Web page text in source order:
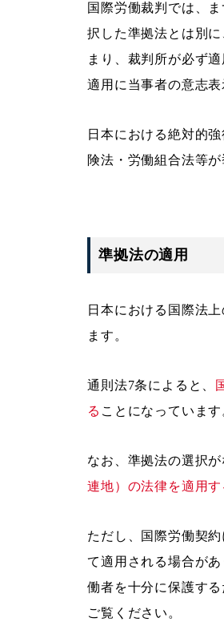
国際労働裁判では、ま
択した準拠法とは別
まり、裁判所が必ず
適用に当事者の意志表
日本における絶対的
険法・労働組合法等が
準拠法の適用
日本における国際法
ます。
通則法7条によると、
る ことになっていま
なお、準拠法の選択が
連地）の法律を適用す
ただし、国際労働契
て適用される場合が
働者を十分に保護す
ご覧ください。